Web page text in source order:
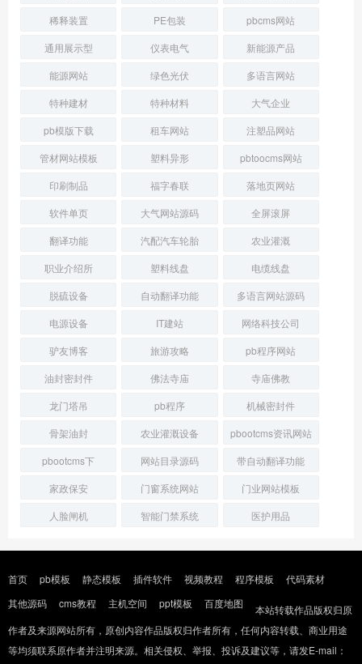
稀释装置
PE包装
pbcms网站
通用展示型
仪表电气
新能源产品
能源网站
绿色光伏
多语言网站
特种建材
特种材料
大气企业
pb模版下载
租车网站
注塑品网站
管材网站模板
塑料异形
pbtoocms网站
印刷制品
福字春联
落地页网站
软件单页
大气网站源码
全屏滚屏
翻译功能
汽配汽车轮胎
农业灌溉
职业介绍所
塑料线盘
电缆线盘
脱硫设备
自动翻译功能
多语言网站源码
电源设备
IT建站
网络科技公司
驴友博客
旅游攻略
pb程序网站
油封密封件
佛法寺庙
寺庙佛教
龙门塔吊
pb程序
机械密封件
骨架油封
农业灌溉设备
pbootcms资讯网站
pbootcms下
网站目录源码
带自动翻译功能
家政保安
门窗系统网站
门业网站模板
人脸闸机
智能门禁系统 医护用品
首页 pb模板 静态模板 插件软件 视频教程 程序模板
代码素材
其他源码
cms教程 主机空间 ppt模板 百度地图
本站转载作品版权归原
作者及来源网站所有，原创内容作品版权归作者所有，任何内容转载、商业用途
等均须联系原作者并注明来源。相关侵权、举报、投诉及建议等，请发E-mail：